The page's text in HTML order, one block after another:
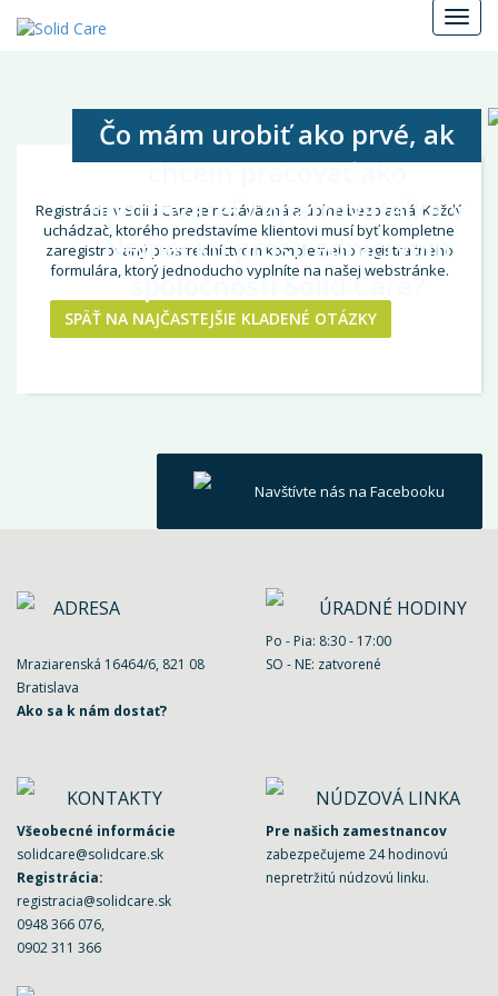
Menu
Čo mám urobiť ako prvé, ak
chcem pracovať ako
opatrovateľ / opatrovateľka v
Nemecku prostredníctvom
spoločnosti Solid Care?
Registrácia v Solid Care je nezáväzná a úplne bezplatná. Každý
uchádzač, ktorého predstavíme klientovi musí byť kompletne
zaregistrovaný prostredníctvom kompletného registračného
formulára, ktorý jednoducho vyplníte na našej webstránke.
SPÄŤ NA NAJČASTEJŠIE KLADENÉ OTÁZKY
Navštívte nás na Facebooku
ADRESA
Mraziarenská 16464/6, 821 08
Bratislava
Ako sa k nám dostať?
ÚRADNÉ HODINY
Po - Pia: 8:30 - 17:00
SO - NE: zatvorené
KONTAKTY
Všeobecné informácie
solidcare@solidcare.sk
Registrácia:
registracia@solidcare.sk
0948 366 076,
0902 311 366
NÚDZOVÁ LINKA
Pre našich zamestnancov
zabezpečujeme 24 hodinovú
nepretržitú núdzovú linku.